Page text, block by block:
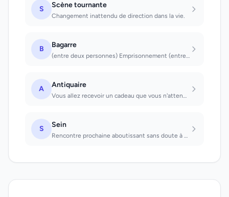
S Scène tournante
Changement inattendu de direction dans la vie.
B Bagarre
(entre deux personnes) Emprisonnement (entre un groupe de personnes) Querelle, d...
A Antiquaire
Vous allez recevoir un cadeau que vous n'attendiez pas
S Sein
Rencontre prochaine aboutissant sans doute à une union qui sera durable et heure...